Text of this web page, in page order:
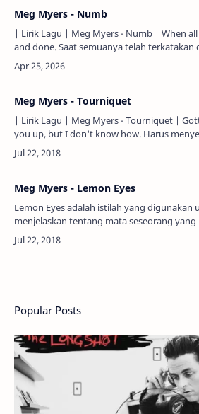
Meg Myers - Numb
| Lirik Lagu | Meg Myers - Numb | When all is said
and done. Saat semuanya telah terkatakan
selesai. Tell me how to write this. Katakan
bagaimana ca…
Meg Myers - Tourniquet
| Lirik Lagu | Meg Myers - Tourniquet | Gotta give
you up, but I don't know how. Harus
aku tidak tau caranya. I'm on my knees. Aku
berlu…
Meg Myers - Lemon Eyes
Lemon Eyes adalah istilah yang digunakan
menjelaskan tentang mata seseorang yang
cemburu atau tidak yakin dengan status
mereka. Istilah Lemon Eyes…
Popular Posts